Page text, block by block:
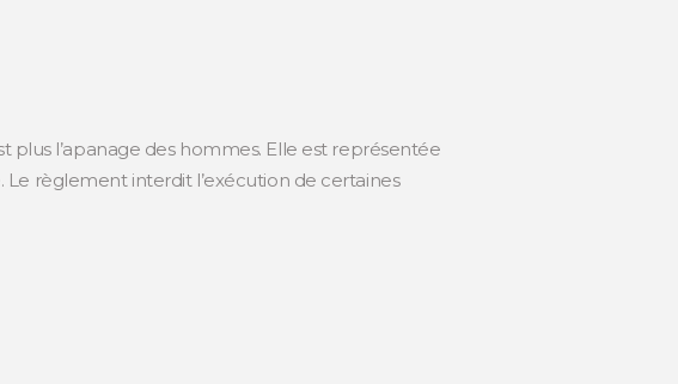
l’apanage des hommes. Elle est représentée
Le règlement interdit l’exécution de certaines